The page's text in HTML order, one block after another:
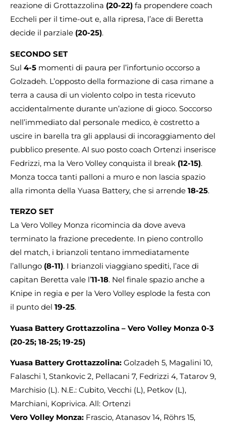
reazione di Grottazzolina (20-22) fa propendere coach
Eccheli per il time-out e, alla ripresa, l’ace di Beretta
decide il parziale (20-25).
SECONDO SET
Sul 4-5 momenti di paura per l’infortunio occorso a
Golzadeh. L’opposto della formazione di casa rimane a
terra a causa di un violento colpo in testa ricevuto
accidentalmente durante un’azione di gioco. Soccorso
nell’immediato dal personale medico, è costretto a
uscire in barella tra gli applausi di incoraggiamento del
pubblico presente. Al suo posto coach Ortenzi inserisce
Fedrizzi, ma la Vero Volley conquista il break (12-15).
Monza tocca tanti palloni a muro e non lascia spazio
alla rimonta della Yuasa Battery, che si arrende 18-25.
TERZO SET
La Vero Volley Monza ricomincia da dove aveva
terminato la frazione precedente. In pieno controllo
del match, i brianzoli tentano immediatamente
l’allungo (8-11). I brianzoli viaggiano spediti, l’ace di
capitan Beretta vale l’11-18. Nel finale spazio anche a
Knipe in regia e per la Vero Volley esplode la festa con
il punto del 19-25.
Yuasa Battery Grottazzolina – Vero Volley Monza 0-3
(20-25; 18-25; 19-25)
Yuasa Battery Grottazzolina: Golzadeh 5, Magalini 10,
Falaschi 1, Stankovic 2, Pellacani 7, Fedrizzi 4, Tatarov 9,
Marchisio (L). N.E.: Cubito, Vecchi (L), Petkov (L),
Marchiani, Koprivica. All: Ortenzi
Vero Volley Monza: Frascio, Atanasov 14, Röhrs 15,